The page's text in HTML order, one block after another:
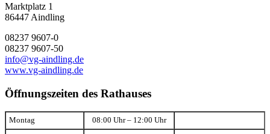
Marktplatz 1
86447 Aindling
08237 9607-0
08237 9607-50
info@vg-aindling.de
www.vg-aindling.de
Öffnungszeiten des Rathauses
Montag 08:00 Uhr – 12:00 Uhr